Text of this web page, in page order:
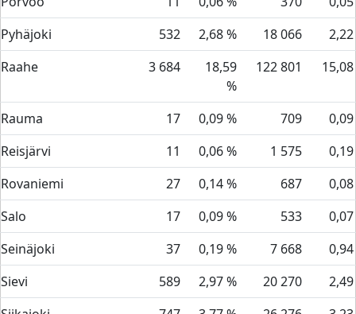
Pyhäjoki
532 2,68 % 18 066
2,22
Raahe
3 684
18,59
%
122 801
Rauma 17 0,09 % 709
0,09
Reisjärvi
11 0,06 % 1 575
0,19
Rovaniemi
27 0,14 % 687
0,08
Salo
17 0,09 % 533
0,07
Seinäjoki
37 0,19 % 7 668
0,94
Sievi
589 2,97 % 20 270
2,49